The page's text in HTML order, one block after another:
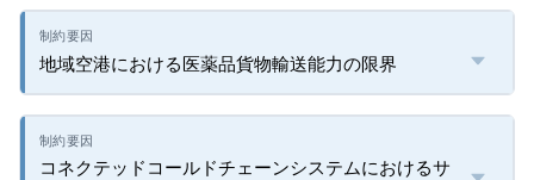
地域空港における医薬品貨物輸送能力の限界
コネクテッドコールドチェーンシステムにおけるサ